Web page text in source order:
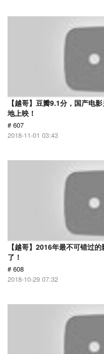
【越哥】豆瓣9.1分，国产电
地上映！
# 607
2018-11-01 03:43
【越哥】2016年最不可错过
了！
# 608
2018-10-29 07:32